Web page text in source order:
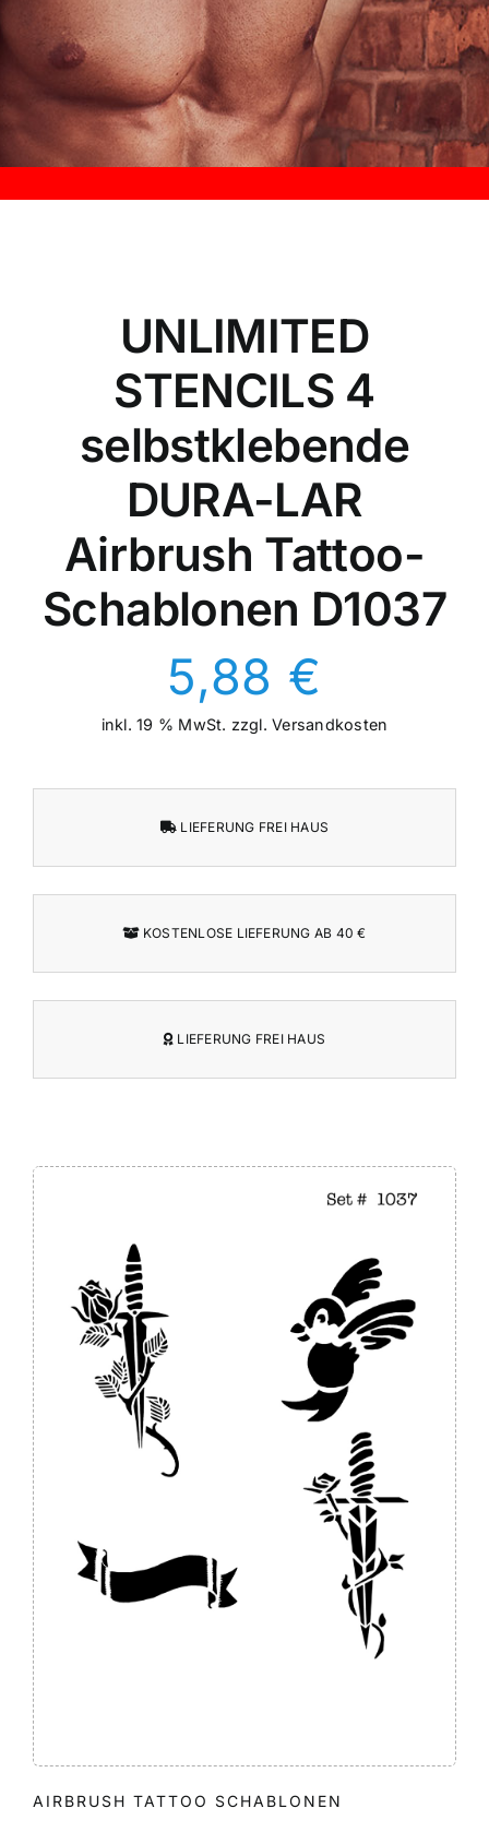
Kontakt
UNLIMITED
STENCILS 4
selbstklebende
DURA-LAR
Airbrush Tattoo-
Schablonen D1037
5,88 €
inkl. 19 % MwSt. zzgl.Versandkosten
LIEFERUNG FREI HAUS
KOSTENLOSE LIEFERUNG AB 40 €
LIEFERUNG FREI HAUS
AIRBRUSH TATTOO SCHABLONEN